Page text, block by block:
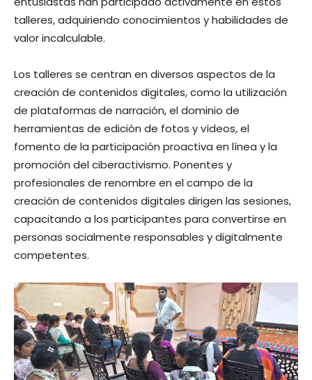
talleres, adquiriendo conocimientos y habilidades de
valor incalculable.
Los talleres se centran en diversos aspectos de la
creación de contenidos digitales, como la utilización
de plataformas de narración, el dominio de
herramientas de edición de fotos y vídeos, el
fomento de la participación proactiva en línea y la
promoción del ciberactivismo. Ponentes y
profesionales de renombre en el campo de la
creación de contenidos digitales dirigen las sesiones,
capacitando a los participantes para convertirse en
personas socialmente responsables y digitalmente
competentes.